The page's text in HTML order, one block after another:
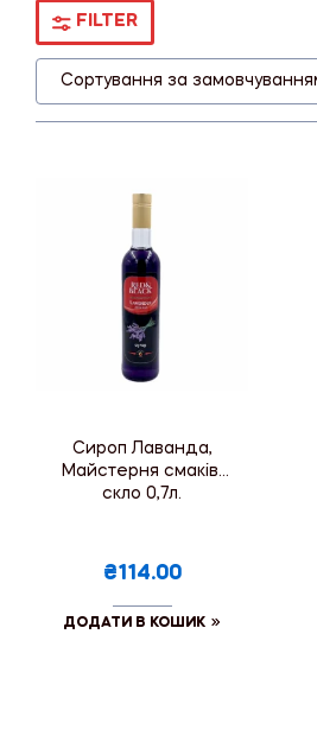
FILTER
Сироп Лаванда,
Майстерня смаків,
скло 0,7л.
₴114.00
ДОДАТИ В КОШИК